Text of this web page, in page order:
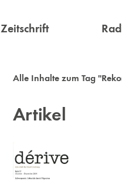
Zeitschrift
Alle Inhalte zum Tag
Artikel